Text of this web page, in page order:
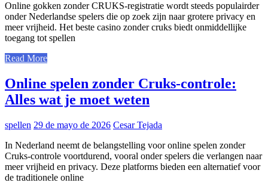
Online gokken zonder CRUKS-registratie wordt steeds populairder
onder Nederlandse spelers die op zoek zijn naar grotere privacy en
meer vrijheid. Het beste casino zonder cruks biedt onmiddellijke
toegang tot spellen
Read More
Online spelen zonder Cruks-controle:
Alles wat je moet weten
spellen 29 de mayo de 2026 Cesar Tejada
In Nederland neemt de belangstelling voor online spelen zonder
Cruks-controle voortdurend, vooral onder spelers die verlangen naar
meer vrijheid en privacy. Deze platforms bieden een alternatief voor
de traditionele online